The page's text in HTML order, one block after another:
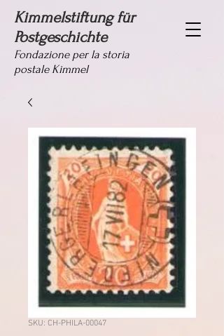
Kimmelstiftung für
Postgeschichte
Fondazione per la storia
postale Kimmel
SKU: CH-PHILA-00047